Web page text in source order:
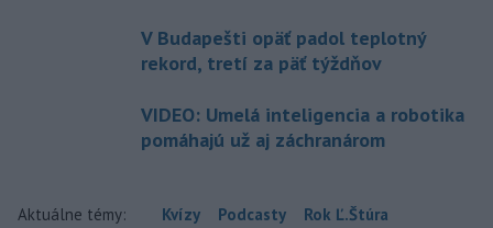
V Budapešti opäť padol teplotný
rekord, tretí za päť týždňov
VIDEO: Umelá inteligencia a robotika
pomáhajú už aj záchranárom
Aktuálne témy: Kvízy Podcasty Rok Ľ.Štúra